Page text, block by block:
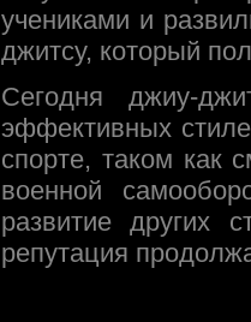
учениками и
джитсу, который
Сегодня джиу-
эффективных
спорте, таком как
военной
развитие других
репутация